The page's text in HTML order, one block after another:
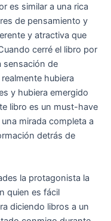
es similar a una rica
de pensamiento y
y atractiva que
cerré el libro por
sensación de
hubiera
y hubiera emergido
libro es un must-have
mirada completa a
detrás de
la protagonista la
quien es fácil
diciendo libros a un